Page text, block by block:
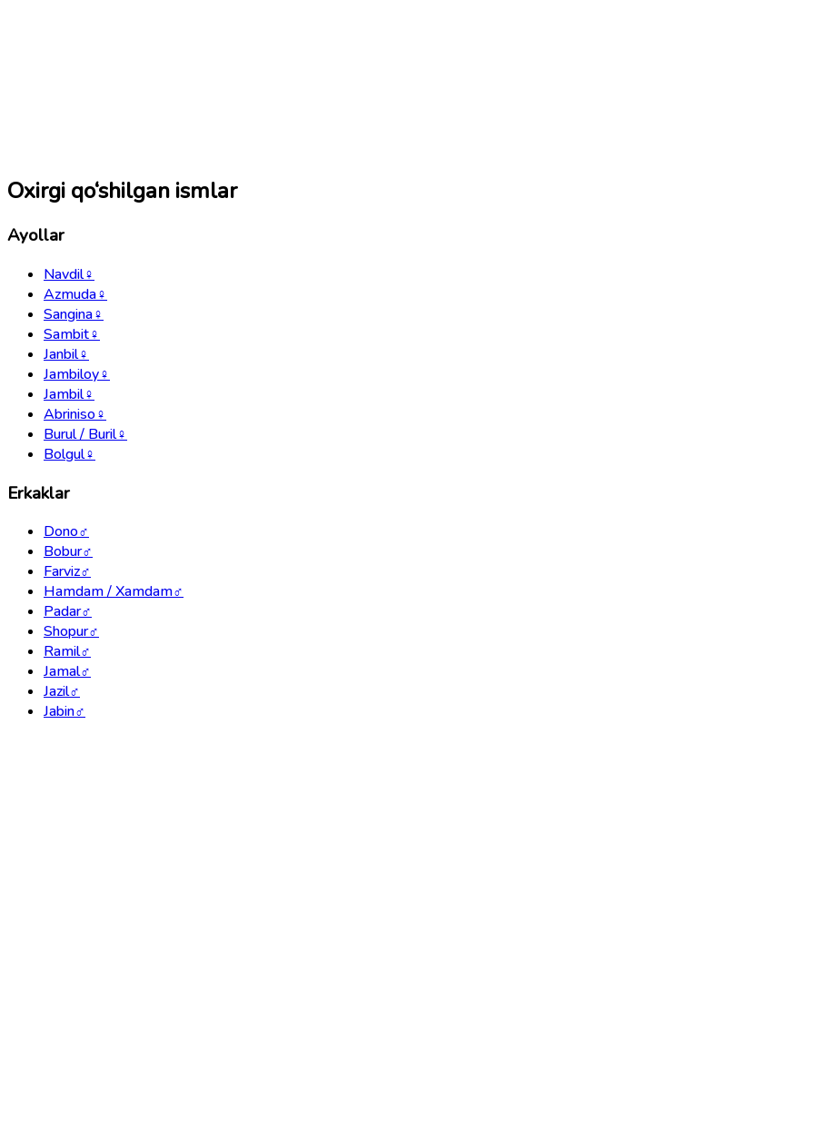
Oxirgi qo‘shilgan ismlar
Ayollar
Navdil♀
Azmuda♀
Sangina♀
Sambit♀
Janbil♀
Jambiloy♀
Jambil♀
Abriniso♀
Burul / Buril♀
Bolgul♀
Erkaklar
Dono♂
Bobur♂
Farviz♂
Hamdam / Xamdam♂
Padar♂
Shopur♂
Ramil♂
Jamal♂
Jazil♂
Jabin♂